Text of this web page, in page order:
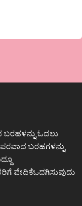
ಬರಹಳನ್ನು ಓದಲು
ಬರಹಗಳನ್ನು
ವೇದಿಕೆಒದಗಿಸುವುದು